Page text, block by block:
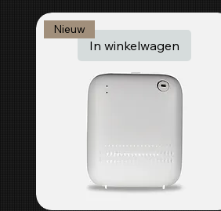
In winkelwagen
Nieuw